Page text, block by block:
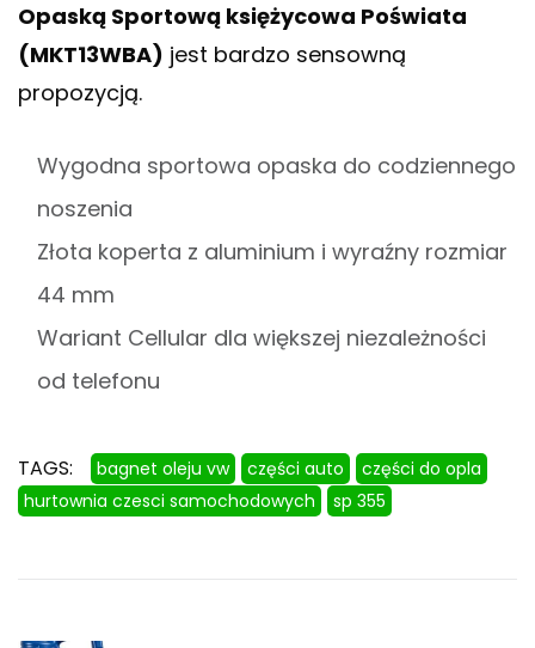
Opaską Sportową księżycowa Poświata
(MKT13WBA) jest bardzo sensowną
propozycją.
Wygodna sportowa opaska do codziennego
noszenia
Złota koperta z aluminium i wyraźny rozmiar
44 mm
Wariant Cellular dla większej niezależności
od telefonu
TAGS: bagnet oleju vw części auto
części do opla
hurtownia czesci samochodowych
sp 355